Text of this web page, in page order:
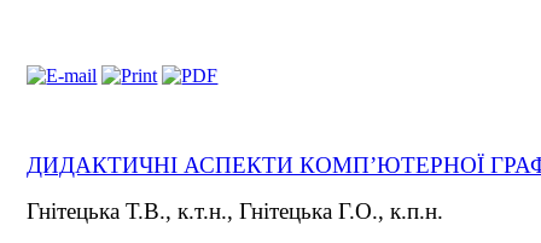
ДИДАКТИЧНІ АСПЕКТИ КОМП’ЮТЕРНОЇ
Гнітецька Т.В., к.т.н., Гнітецька Г.О., к.п.н.